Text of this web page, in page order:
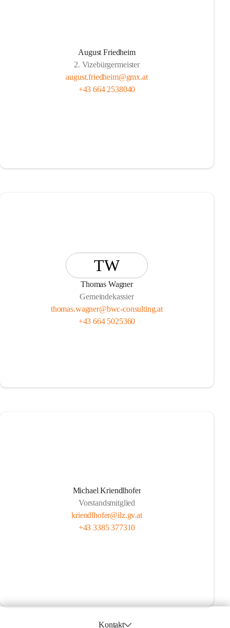
August Friedheim
2. Vizebürgermeister
august.friedheim@gmx.at
+43 664 2538040
TW
Thomas Wagner
Gemeindekassier
thomas.wagner@bwc-consulting.at
+43 664 5025360
Michael Kriendlhofer
Vorstandsmitglied
kriendlhofer@ilz.gv.at
+43 3385 377310
Kontakt